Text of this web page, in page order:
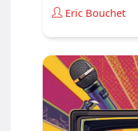
Eric Bouchet